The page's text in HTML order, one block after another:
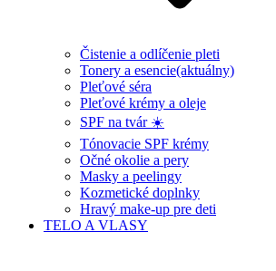
Čistenie a odlíčenie pleti
Tonery a esencie(aktuálny)
Pleťové séra
Pleťové krémy a oleje
SPF na tvár ☀️
Tónovacie SPF krémy
Očné okolie a pery
Masky a peelingy
Kozmetické doplnky
Hravý make-up pre deti
TELO A VLASY